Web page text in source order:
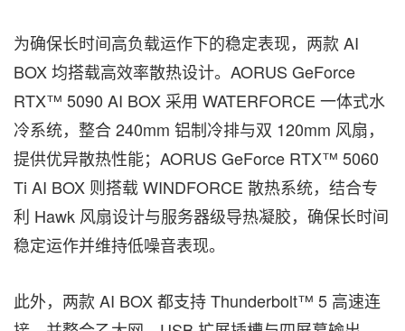
为确保长时间高负载运作下的稳定表现，两款 AI
BOX 均搭载高效率散热设计。AORUS GeForce
RTX™ 5090 AI BOX 采用 WATERFORCE 一体式水
冷系统，整合 240mm 铝制冷排与双 120mm 风扇，
提供优异散热性能；AORUS GeForce RTX™ 5060
Ti AI BOX 则搭载 WINDFORCE 散热系统，结合专
利 Hawk 风扇设计与服务器级导热凝胶，确保长时间
稳定运作并维持低噪音表现。
此外，两款 AI BOX 都支持 Thunderbolt™ 5 高速连